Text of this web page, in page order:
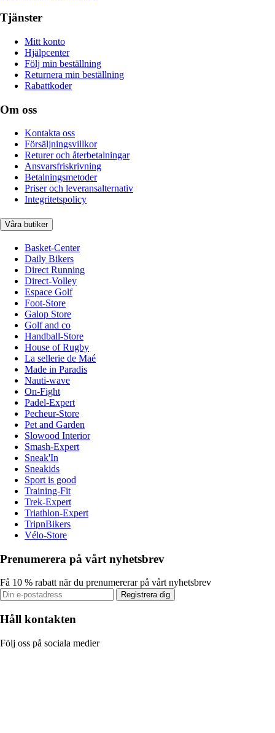
Tjänster
Mitt konto
Hjälpcenter
Följ min beställning
Returnera min beställning
Rabattkoder
Om oss
Kontakta oss
Försäljningsvillkor
Returer och återbetalningar
Ansvarsfriskrivning
Betalningsmetoder
Priser och leveransalternativ
Integritetspolicy
Våra butiker
Basket-Center
Daily Bikers
Direct Running
Direct-Volley
Espace Golf
Foot-Store
Galop Store
Golf and co
Handball-Store
House of Rugby
La sellerie de Maé
Made in Paradis
Nauti-wave
On-Fight
Padel-Expert
Pecheur-Store
Pet and Garden
Slowood Interior
Smash-Expert
Sneak'In
Sneakids
Sport is good
Training-Fit
Trek-Expert
Triathlon-Expert
TripnBikers
Vélo-Store
Prenumerera på vårt nyhetsbrev
Få 10 % rabatt när du prenumererar på vårt nyhetsbrev
Registrera dig
Håll kontakten
Följ oss på sociala medier